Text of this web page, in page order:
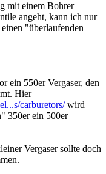
mit einem Bohrer
angeht, kann ich nur
"überlaufenden
ein 550er Vergaser, den
Hier
carburetors/wird
350er ein 500er
Vergaser sollte doch